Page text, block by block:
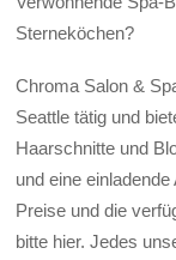
Sterneköchen?
Chroma Salon &
Seattle tätig und
Haarschnitte und
und eine
Preise und die
bitte hier. Jedes